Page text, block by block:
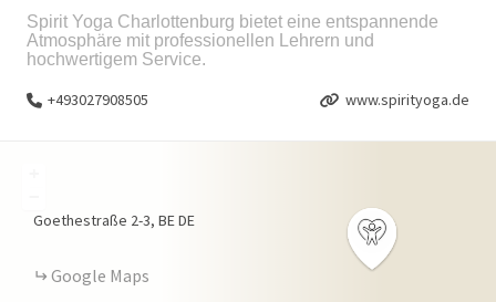
Spirit Yoga Charlottenburg bietet eine entspannende
Atmosphäre mit professionellen Lehrern und
hochwertigem Service.
+493027908505 www.spirityoga.de
Goethestraße 2-3 BEDE
Google Maps